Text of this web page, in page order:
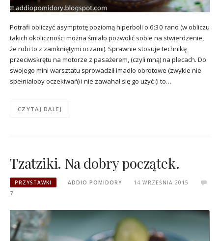
Potrafi obliczyć asymptotę poziomą hiperboli o 6:30 rano (w obliczu
takich okoliczności można śmiało pozwolić sobie na stwierdzenie,
że robi to z zamkniętymi oczami). Sprawnie stosuje technikę
przeciwskrętu na motorze z pasażerem, (czyli mną) na plecach. Do
swojego mini warsztatu sprowadził imadło obrotowe (zwykle nie
spełniałoby oczekiwań) i nie zawahał się go użyć (i to…
CZYTAJ DALEJ
Tzatziki. Na dobry początek.
PRZYSTAWKI ADDIO POMIDORY
14 WRZEŚNIA 2015
7